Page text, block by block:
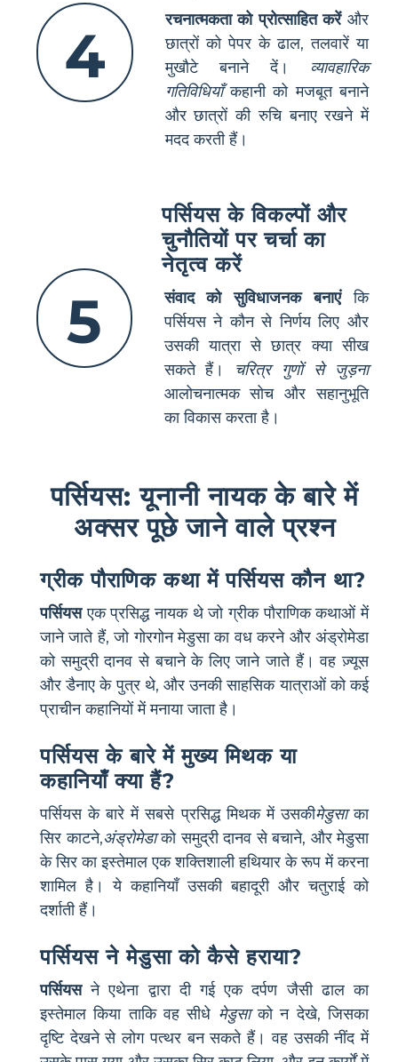
4
रचनात्मकता को प्रोत्साहित करेंऔर
छात्रों को पेपर के ढाल, तलवारें या
मुखौटे बनाने दें। व्यावहारिक
गतिविधियाँकहानी को मजबूत बनाने
और छात्रों की रुचि बनाए रखने में
मदद करती हैं।
5
पर्सियस के विकल्पों और
चुनौतियों पर चर्चा का
नेतृत्व करें
संवाद को सुविधाजनक बनाएंकि
पर्सियस ने कौन से निर्णय लिए और
उसकी यात्रा से छात्र क्या सीख
सकते हैं। चरित्र गुणों से जुड़ना
आलोचनात्मक सोच और सहानुभूति
का विकास करता है।
पर्सियस: यूनानी नायक के बारे में
अक्सर पूछे जाने वाले प्रश्न
ग्रीक पौराणिक कथा में पर्सियस कौन था?
पर्सियसएक प्रसिद्ध नायक थे जो ग्रीक पौराणिक कथाओं में
जाने जाते हैं, जो गोरगोन मेडुसा का वध करने और अंड्रोमेडा
को समुद्री दानव से बचाने के लिए जाने जाते हैं। वह ज़्यूस
और डैनाए के पुत्र थे, और उनकी साहसिक यात्राओं को कई
प्राचीन कहानियों में मनाया जाता है।
पर्सियस के बारे में मुख्य मिथक या
कहानियाँ क्या हैं?
पर्सियस के बारे में सबसे प्रसिद्ध मिथक में उसकीमेडुसाका
सिर काटने,अंड्रोमेडाको समुद्री दानव से बचाने, और मेडुसा
के सिर का इस्तेमाल एक शक्तिशाली हथियार के रूप में करना
शामिल है। ये कहानियाँ उसकी बहादूरी और चतुराई को
दर्शाती हैं।
पर्सियस ने मेडुसा को कैसे हराया?
पर्सियसने एथेना द्वारा दी गई एक दर्पण जैसी ढाल का
इस्तेमाल किया ताकि वह सीधे मेडुसाको न देखे, जिसका
दृष्टि देखने से लोग पत्थर बन सकते हैं। वह उसकी नींद में